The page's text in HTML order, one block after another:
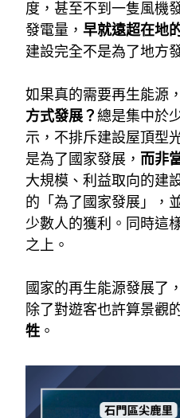
度，甚至不到一隻風機
發電量， 早就遠超在地
建設完全不是為了地方
如果真的需要再生能源，
方式發展？ 總是集中於
示，不排斥建設屋頂型
是為了國家發展， 而非
大規模、利益取向的建
的「為了國家發展」，
少數人的獲利。同時這
之上。
國家的再生能源發展了
除了對遊客也許算景觀
牲 。